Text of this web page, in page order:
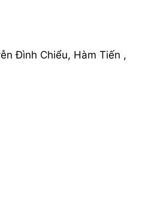
Đình Chiểu, Hàm Tiến ,